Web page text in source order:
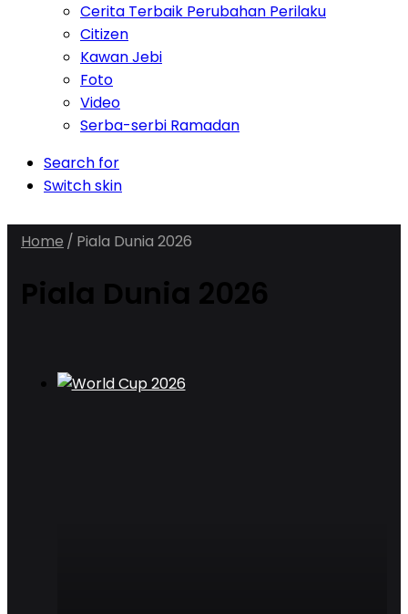
Cerita Terbaik Perubahan Perilaku
Citizen
Kawan Jebi
Foto
Video
Serba-serbi Ramadan
Search for
Switch skin
Home / Piala Dunia 2026
Piala Dunia 2026